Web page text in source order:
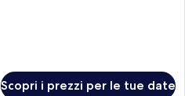
Scopri i prezzi per le tue date